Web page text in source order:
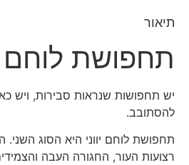
תיאור
תחפושת לוחם
יש תחפושות שנראות סבירות, ויש
להסתובב.
תחפושת לוחם יווני היא הסוג
רצועות העור, החגורה העבה